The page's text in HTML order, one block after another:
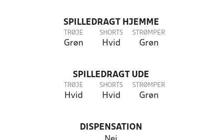
SPILLEDRAGT HJEMME
TRØJE
Grøn
SHORTS
Hvid
STRØMPER
Grøn
SPILLEDRAGT UDE
TRØJE
Hvid
SHORTS
Hvid
STRØMPER
Grøn
DISPENSATION